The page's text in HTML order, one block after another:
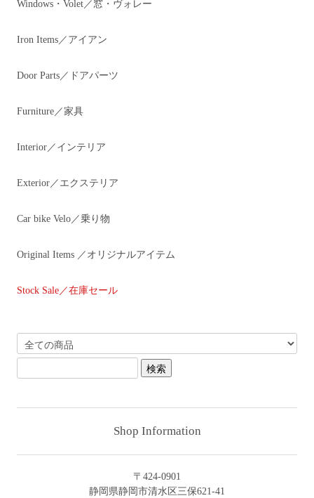
Windows・Volet／窓・ヴォレー
Iron Items／アイアン
Door Parts／ドアパーツ
Furniture／家具
Interior／インテリア
Exterior／エクステリア
Car bike Velo／乗り物
Original Items ／オリジナルアイテム
Stock Sale／在庫セール
Shop Information
〒424-0901
静岡県静岡市清水区三保621-41